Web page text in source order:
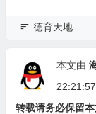
德育天地
本文由
22:21:57
转载请务必保留本